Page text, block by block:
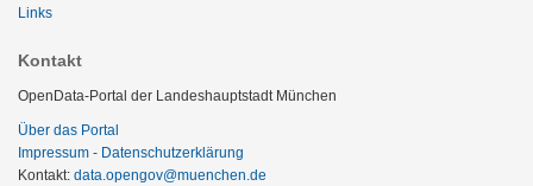
Links
Kontakt
OpenData-Portal der Landeshauptstadt München
Über das Portal
Impressum - Datenschutzerklärung
Kontakt: data.opengov@muenchen.de